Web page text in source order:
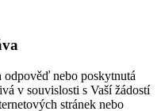
nebo poskytnutá
v souvislosti s Vaší žádostí
stránek nebo